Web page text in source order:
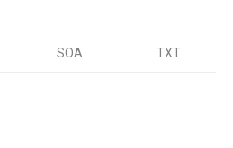
SOA TXT